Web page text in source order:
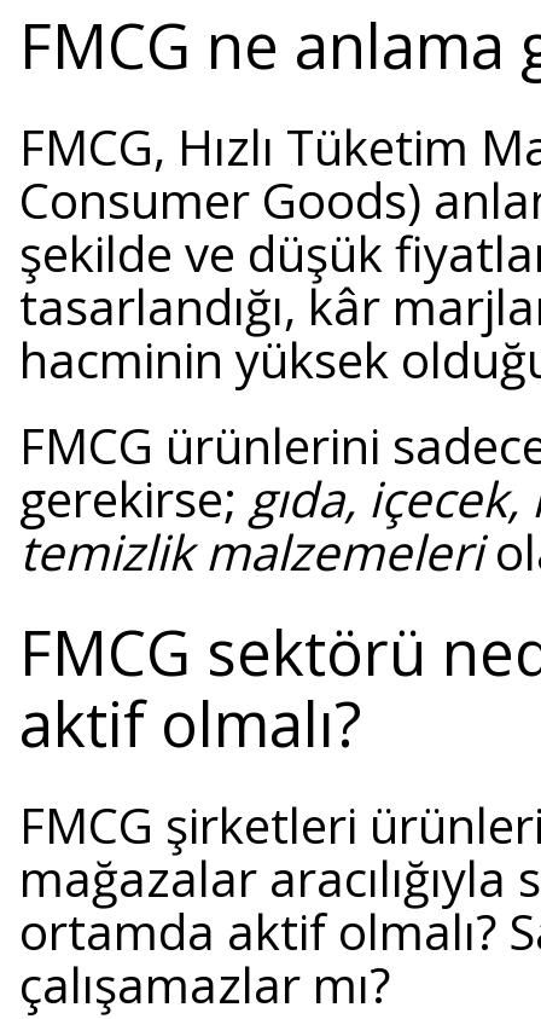
FMCG ne anlama
FMCG, Hızlı Tüketim
Consumer Goods)
şekilde ve düşük
tasarlandığı, kâr
hacminin yüksek
FMCG ürünlerini
gerekirse; gıda,
temizlik malzemeleri
FMCG sektörü
aktif olmalı?
FMCG şirketleri
mağazalar
ortamda aktif olmalı?
çalışamazlar mı?